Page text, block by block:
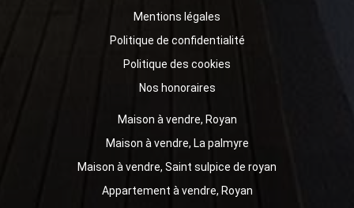
Mentions légales
Politique de confidentialité
Politique des cookies
Nos honoraires
Maison à vendre, Royan
Maison à vendre, La palmyre
Maison à vendre, Saint sulpice de royan
Appartement à vendre, Royan